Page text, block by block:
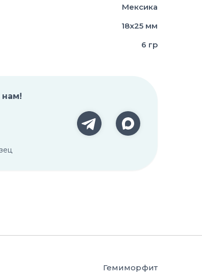
Мексика
18х25 мм
6 гр
Гемиморфит